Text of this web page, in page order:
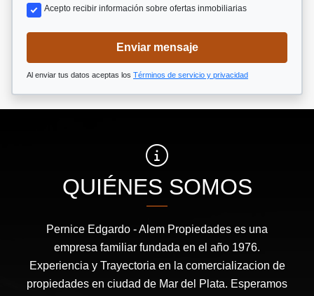
Acepto recibir información sobre ofertas inmobiliarias
Enviar mensaje
Al enviar tus datos aceptas los Términos de servicio y privacidad
QUIÉNES SOMOS
Pernice Edgardo - Alem Propiedades es una
empresa familiar fundada en el año 1976.
Experiencia y Trayectoria en la comercializacion de
propiedades en ciudad de Mar del Plata. Esperamos